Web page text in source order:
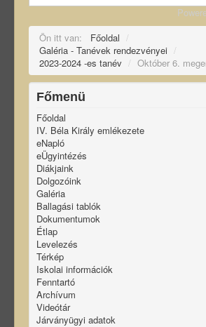
Ön itt van:
Főoldal /
Galéria - Tanévek rendezvényei /
2023-2024 -es tanév / Október 6.
Főmenü
Főoldal
IV. Béla Király emlékezete
eNapló
eÜgyintézés
Diákjaink
Dolgozóink
Galéria
Ballagási tablók
Dokumentumok
Étlap
Levelezés
Térkép
Iskolai információk
Fenntartó
Archívum
Videótár
Járványügyi adatok